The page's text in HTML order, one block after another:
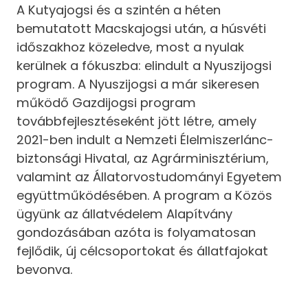
A Kutyajogsi és a szintén a héten
bemutatott Macskajogsi után, a húsvéti
időszakhoz közeledve, most a nyulak
kerülnek a fókuszba: elindult a Nyuszijogsi
program. A Nyuszijogsi a már sikeresen
működő Gazdijogsi program
továbbfejlesztéseként jött létre, amely
2021-ben indult a Nemzeti Élelmiszerlánc-
biztonsági Hivatal, az Agrárminisztérium,
valamint az Állatorvostudományi Egyetem
együttműködésében. A program a Közös
ügyünk az állatvédelem Alapítvány
gondozásában azóta is folyamatosan
fejlődik, új célcsoportokat és állatfajokat
bevonva.